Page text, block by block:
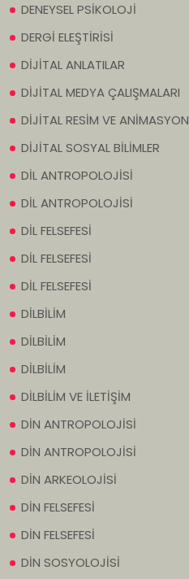
DENEYSEL PSİKOLOJİ
DERGİ ELEŞTİRİSİ
DİJİTAL ANLATILAR
DİJİTAL MEDYA ÇALIŞMALARI
DİJİTAL RESİM VE ANİMASYON
DİJİTAL SOSYAL BİLİMLER
DİL ANTROPOLOJİSİ
DİL ANTROPOLOJİSİ
DİL FELSEFESİ
DİL FELSEFESİ
DİL FELSEFESİ
DİLBİLİM
DİLBİLİM
DİLBİLİM
DİLBİLİM VE İLETİŞİM
DİN ANTROPOLOJİSİ
DİN ANTROPOLOJİSİ
DİN ARKEOLOJİSİ
DİN FELSEFESİ
DİN FELSEFESİ
DİN SOSYOLOJİSİ